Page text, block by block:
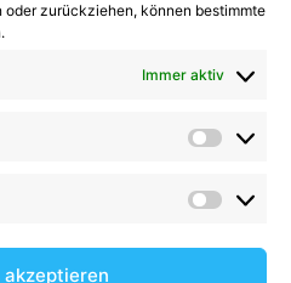
zurückziehen, können bestimmte
Immer aktiv
akzeptieren
TSV Trittau
paar Worte zum